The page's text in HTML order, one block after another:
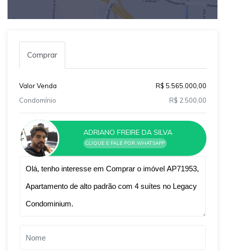
Comprar
Valor Venda
R$ 5.565.000,00
Condomínio
R$ 2.500,00
ADRIANO FREIRE DA SILVA
CLIQUE E FALE POR WHATSAPP